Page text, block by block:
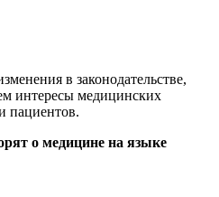
в законодательстве,
интересы медицинских
пациентов.
о медицине на языке